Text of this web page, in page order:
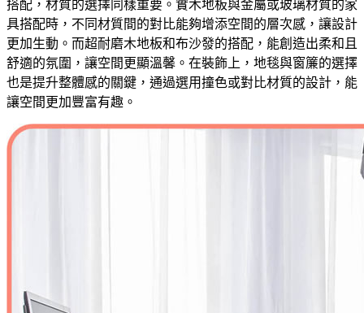
搭配，材質的選擇同樣重要。實木地板與金屬或玻璃材質的家
具搭配時，不同材質間的對比能夠增添空間的層次感，讓設計
更加生動。而超耐磨木地板和布沙發的搭配，能創造出柔和且
舒適的氛圍，讓空間更顯溫馨。在裝飾上，地毯與窗簾的選擇
也是提升整體感的關鍵，通過選用撞色或對比材質的設計，能
讓空間更加豐富有趣。